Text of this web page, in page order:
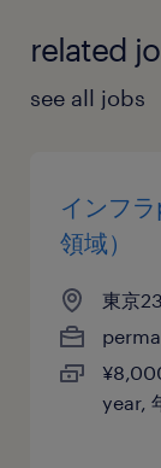
related
see all jobs
インフ
領域）
東京
year,